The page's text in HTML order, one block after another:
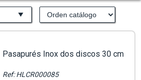
Pasapurés Inox dos discos 30 cm
Ref: HLCR000085